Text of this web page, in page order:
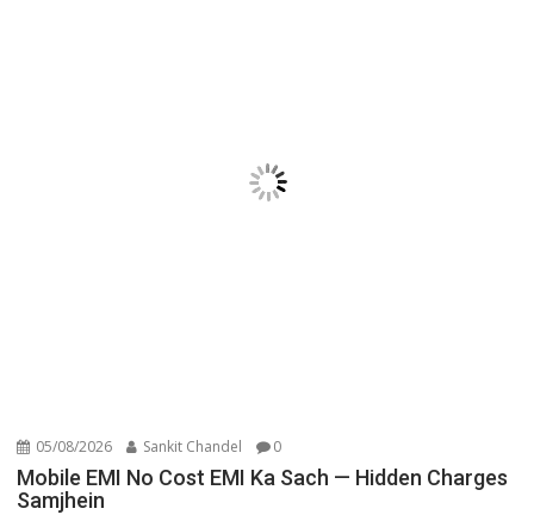
05/08/2026 Sankit Chandel 0
Mobile EMI No Cost EMI Ka Sach — Hidden Charges
Samjhein